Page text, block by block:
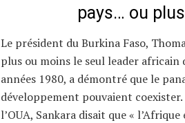
pays… ou
Le président du Burkina Faso,
plus ou moins le seul leader africain
années 1980, a démontré que le
développement pouvaient
l’OUA, Sankara disait que «